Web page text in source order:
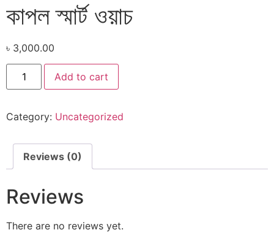
কাপল স্মার্ট ওয়াচ
৳ 3,000.00
Add to cart
Category: Uncategorized
Reviews (0)
Reviews
There are no reviews yet.